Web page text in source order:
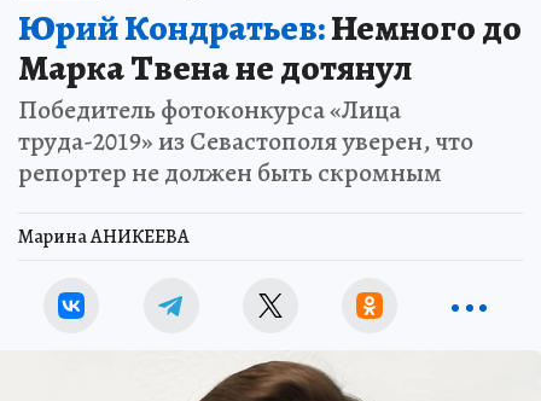
Юрий Кондратьев:Немного до
Марка Твена не дотянул
Победитель фотоконкурса «Лица
труда-2019» из Севастополя уверен, что
репортер не должен быть скромным
Марина АНИКЕЕВА